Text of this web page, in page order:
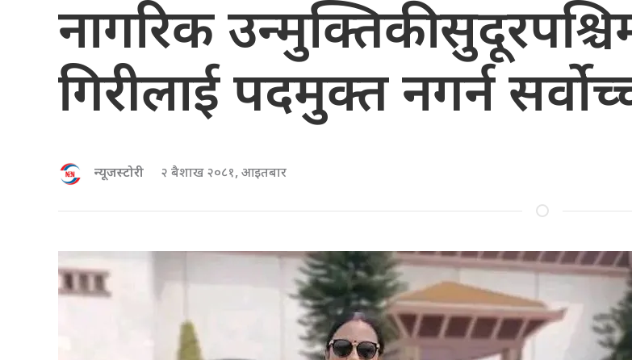
नागरिक उन्मुक्तिकी
गिरीलाई पदमुक्त नगर्न
न्यूजस्टोरी २ बैशाख २०८१, आइतबार